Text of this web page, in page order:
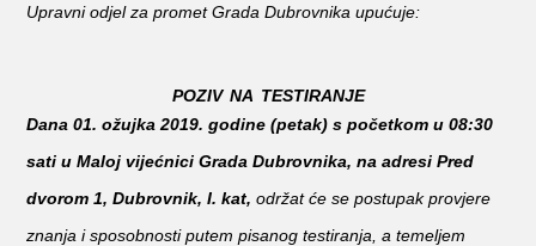
Upravni odjel za promet Grada Dubrovnika upućuje:
POZIV NA TESTIRANJE
Dana 01. ožujka 2019. godine (petak) s početkom u 08:30
sati u Maloj vijećnici Grada Dubrovnika, na adresi Pred
dvorom 1, Dubrovnik,I. kat,održat će se postupak provjere
znanja i sposobnosti putem pisanog testiranja, a temeljem